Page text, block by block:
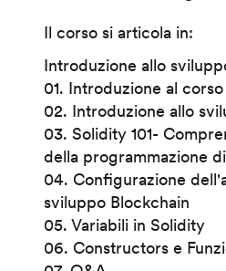
Il corso si articola in:
Introduzione allo
01. Introduzione al corso
02. Introduzione allo
03. Solidity 101-
della programmazione
04. Configurazione
sviluppo Blockchain
05. Variabili in Solidity
06. Constructors e